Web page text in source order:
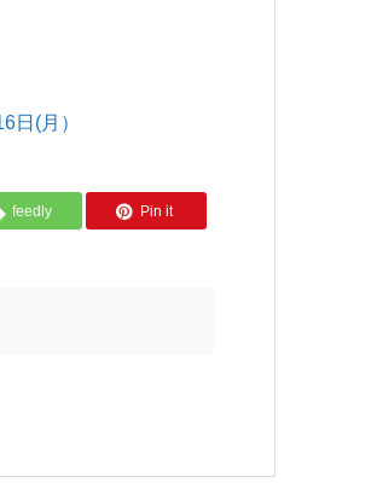
日(月）
feedly Pin it